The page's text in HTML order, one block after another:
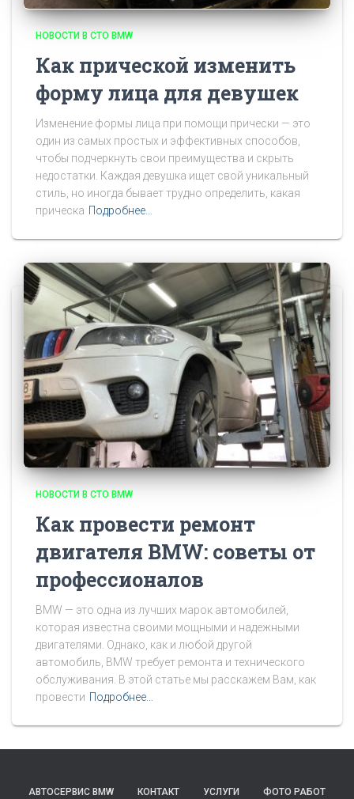
НОВОСТИ В СТО BMW
Как прической изменить
форму лица для девушек
Изменение формы лица при помощи прически — это
один из самых простых и эффективных способов,
чтобы подчеркнуть свои преимущества и скрыть
недостатки. Каждая девушка ищет свой уникальный
стиль, но иногда бывает трудно определить, какая
прическа Подробнее…
НОВОСТИ В СТО BMW
Как провести ремонт
двигателя BMW: советы от
профессионалов
BMW — это одна из лучших марок автомобилей,
которая известна своими мощными и надежными
двигателями. Однако, как и любой другой
автомобиль, BMW требует ремонта и технического
обслуживания. В этой статье мы расскажем Вам, как
провести Подробнее…
АВТОСЕРВИС BMW КОНТАКТ УСЛУГИ ФОТО РАБОТ